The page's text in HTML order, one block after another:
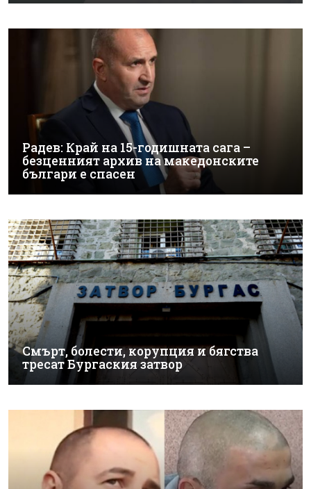
Радев: Край на 15-годишната сага –
безценният архив на македонските
българи е спасен
Смърт, болести, корупция и бягства
тресат Бургаския затвор